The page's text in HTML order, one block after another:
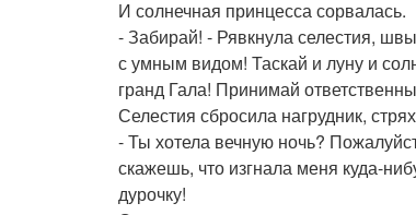
И солнечная принцесса сорвалась.
- Забирай! - Рявкнула селестия,
с умным видом! Таскай и луну и
гранд Гала! Принимай
Селестия сбросила нагрудник,
- Ты хотела вечную ночь?
скажешь, что изгнала меня куда-
дурочку!